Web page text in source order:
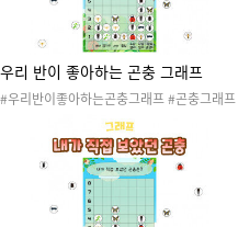
우리 반이 좋아하는 곤충 그래프
#우리반이좋아하는곤충그래프 #곤충그래프
#곤충프로젝트 #봄 #여름 #가을 #봄곤충 #
여름곤충 #가을곤충 #자연탐구 #자연관찰 #
과학 #곤충채집 #곤충놀이 #곤충활동 #자연
#표 #그래프 #표도안 #그래프도안 #투표